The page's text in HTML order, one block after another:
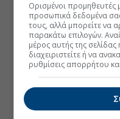
Ορισμένοι προμηθευτές
προσωπικά δεδομένα
τους, αλλά μπορείτε να
παρακάτω επιλογών.
μέρος αυτής της
διαχειριστείτε ή να
ρυθμίσεις απορρήτου